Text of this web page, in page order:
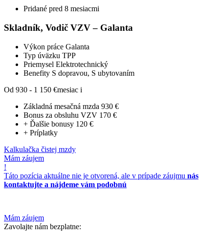
Pridané pred 8 mesiacmi
Skladník, Vodič VZV – Galanta
Výkon práce Galanta
Typ úväzku TPP
Priemysel Elektrotechnický
Benefity S dopravou, S ubytovaním
Od 930 - 1 150 €mesiac i
Základná mesačná mzda 930 €
Bonus za obsluhu VZV 170 €
+ Ďalšie bonusy 120 €
+ Príplatky
Kalkulačka čistej mzdy
Mám záujem
!
Táto pozícia aktuálne nie je otvorená, ale v prípade záujmu nás
kontaktujte a nájdeme vám podobnú
Mám záujem
Zavolajte nám bezplatne: